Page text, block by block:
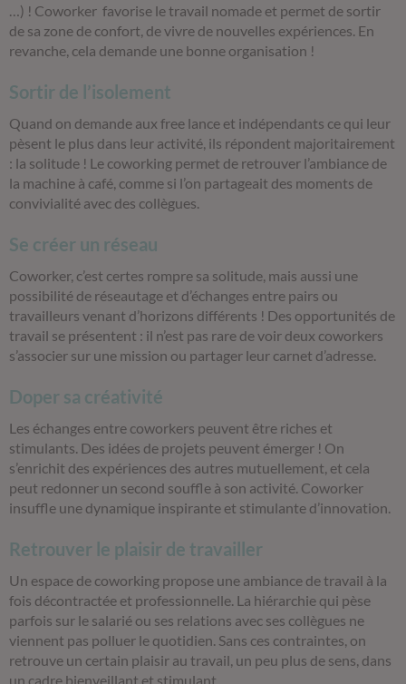
…) ! Coworker favorise le travail nomade et permet de sortir
de sa zone de confort, de vivre de nouvelles expériences. En
revanche, cela demande une bonne organisation !
Sortir de l’isolement
Quand on demande aux free lance et indépendants ce qui leur
pèsent le plus dans leur activité, ils répondent majoritairement
: la solitude ! Le coworking permet de retrouver l’ambiance de
la machine à café, comme si l’on partageait des moments de
convivialité avec des collègues.
Se créer un réseau
Coworker, c’est certes rompre sa solitude, mais aussi une
possibilité de réseautage et d’échanges entre pairs ou
travailleurs venant d’horizons différents ! Des opportunités de
travail se présentent : il n’est pas rare de voir deux coworkers
s’associer sur une mission ou partager leur carnet d’adresse.
Doper sa créativité
Les échanges entre coworkers peuvent être riches et
stimulants. Des idées de projets peuvent émerger ! On
s’enrichit des expériences des autres mutuellement, et cela
peut redonner un second souffle à son activité. Coworker
insuffle une dynamique inspirante et stimulante d’innovation.
Retrouver le plaisir de travailler
Un espace de coworking propose une ambiance de travail à la
fois décontractée et professionnelle. La hiérarchie qui pèse
parfois sur le salarié ou ses relations avec ses collègues ne
viennent pas polluer le quotidien. Sans ces contraintes, on
retrouve un certain plaisir au travail, un peu plus de sens, dans
un cadre bienveillant et stimulant.